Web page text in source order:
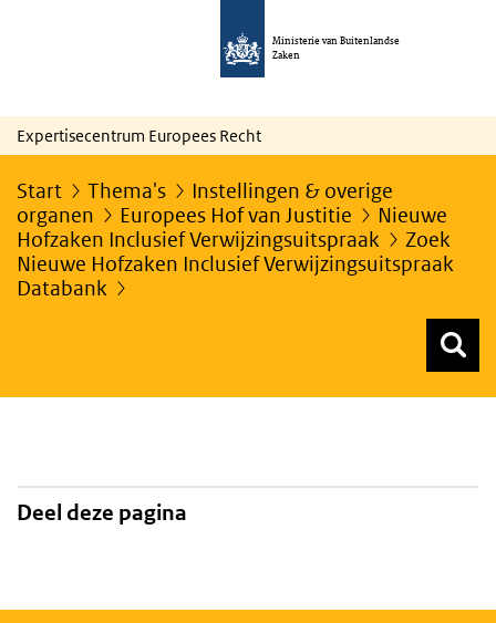
Ministerie van Buitenlandse
Zaken
Expertisecentrum Europees Recht
Start Thema's
Instellingen & overige
organen
Europees Hof van Justitie
Nieuwe
Hofzaken Inclusief Verwijzingsuitspraak
Zoek
Nieuwe Hofzaken Inclusief Verwijzingsuitspraak
Databank
Deel deze pagina